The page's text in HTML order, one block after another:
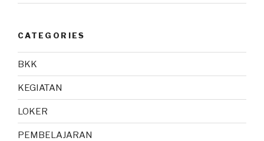
CATEGORIES
BKK
KEGIATAN
LOKER
PEMBELAJARAN